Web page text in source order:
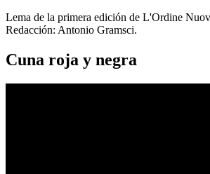
Lema de la primera edición de L'Ordine
Redacción: Antonio Gramsci.
Cuna roja y negra